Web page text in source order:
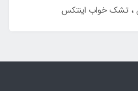
تشک خواب اینتکس